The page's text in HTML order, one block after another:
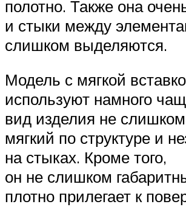
полотно. Также она
и стыки между
слишком выделяются.
Модель с мягкой
используют намного
вид изделия не
мягкий по структуре и
на стыках. Кроме того,
он не слишком
плотно прилегает к